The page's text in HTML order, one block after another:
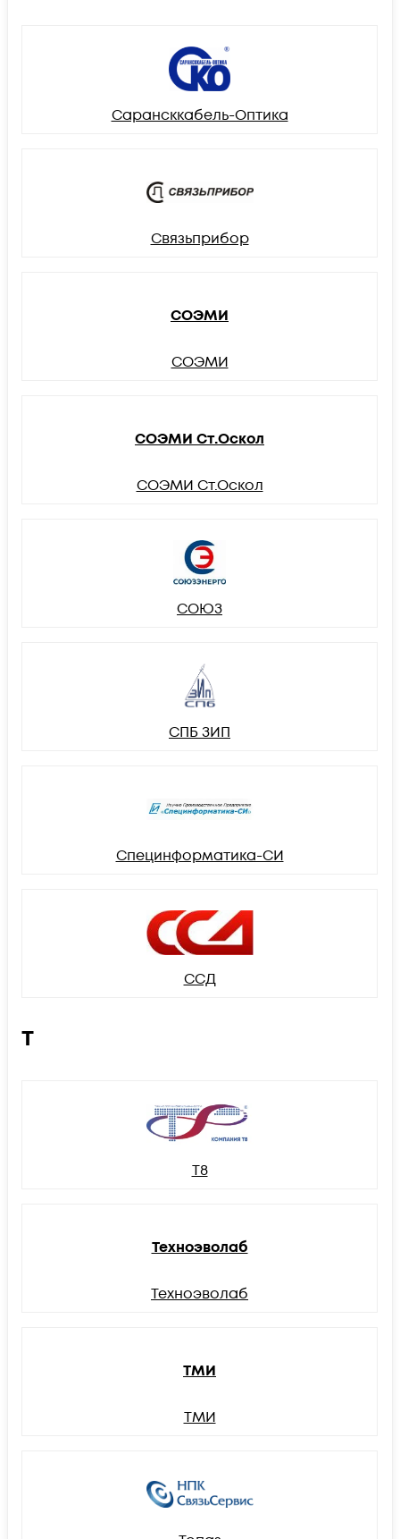
Сарансккабель-Оптика
Связьприбор
СОЭМИ
СОЭМИ
СОЭМИ Ст.Оскол
СОЭМИ Ст.Оскол
СОЮЗ
СПБ ЗИП
Специнформатика-СИ
ССД
Т
Т8
Техноэволаб
Техноэволаб
ТМИ
ТМИ